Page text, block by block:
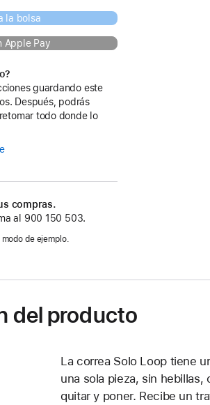
la bolsa
Apple Pay
guardando este
Después, podrás
todo donde lo
compras.
al 900 150 503.
de ejemplo.
del producto
La correa Solo Loop tiene
una sola pieza, sin
quitar y poner. Recibe un